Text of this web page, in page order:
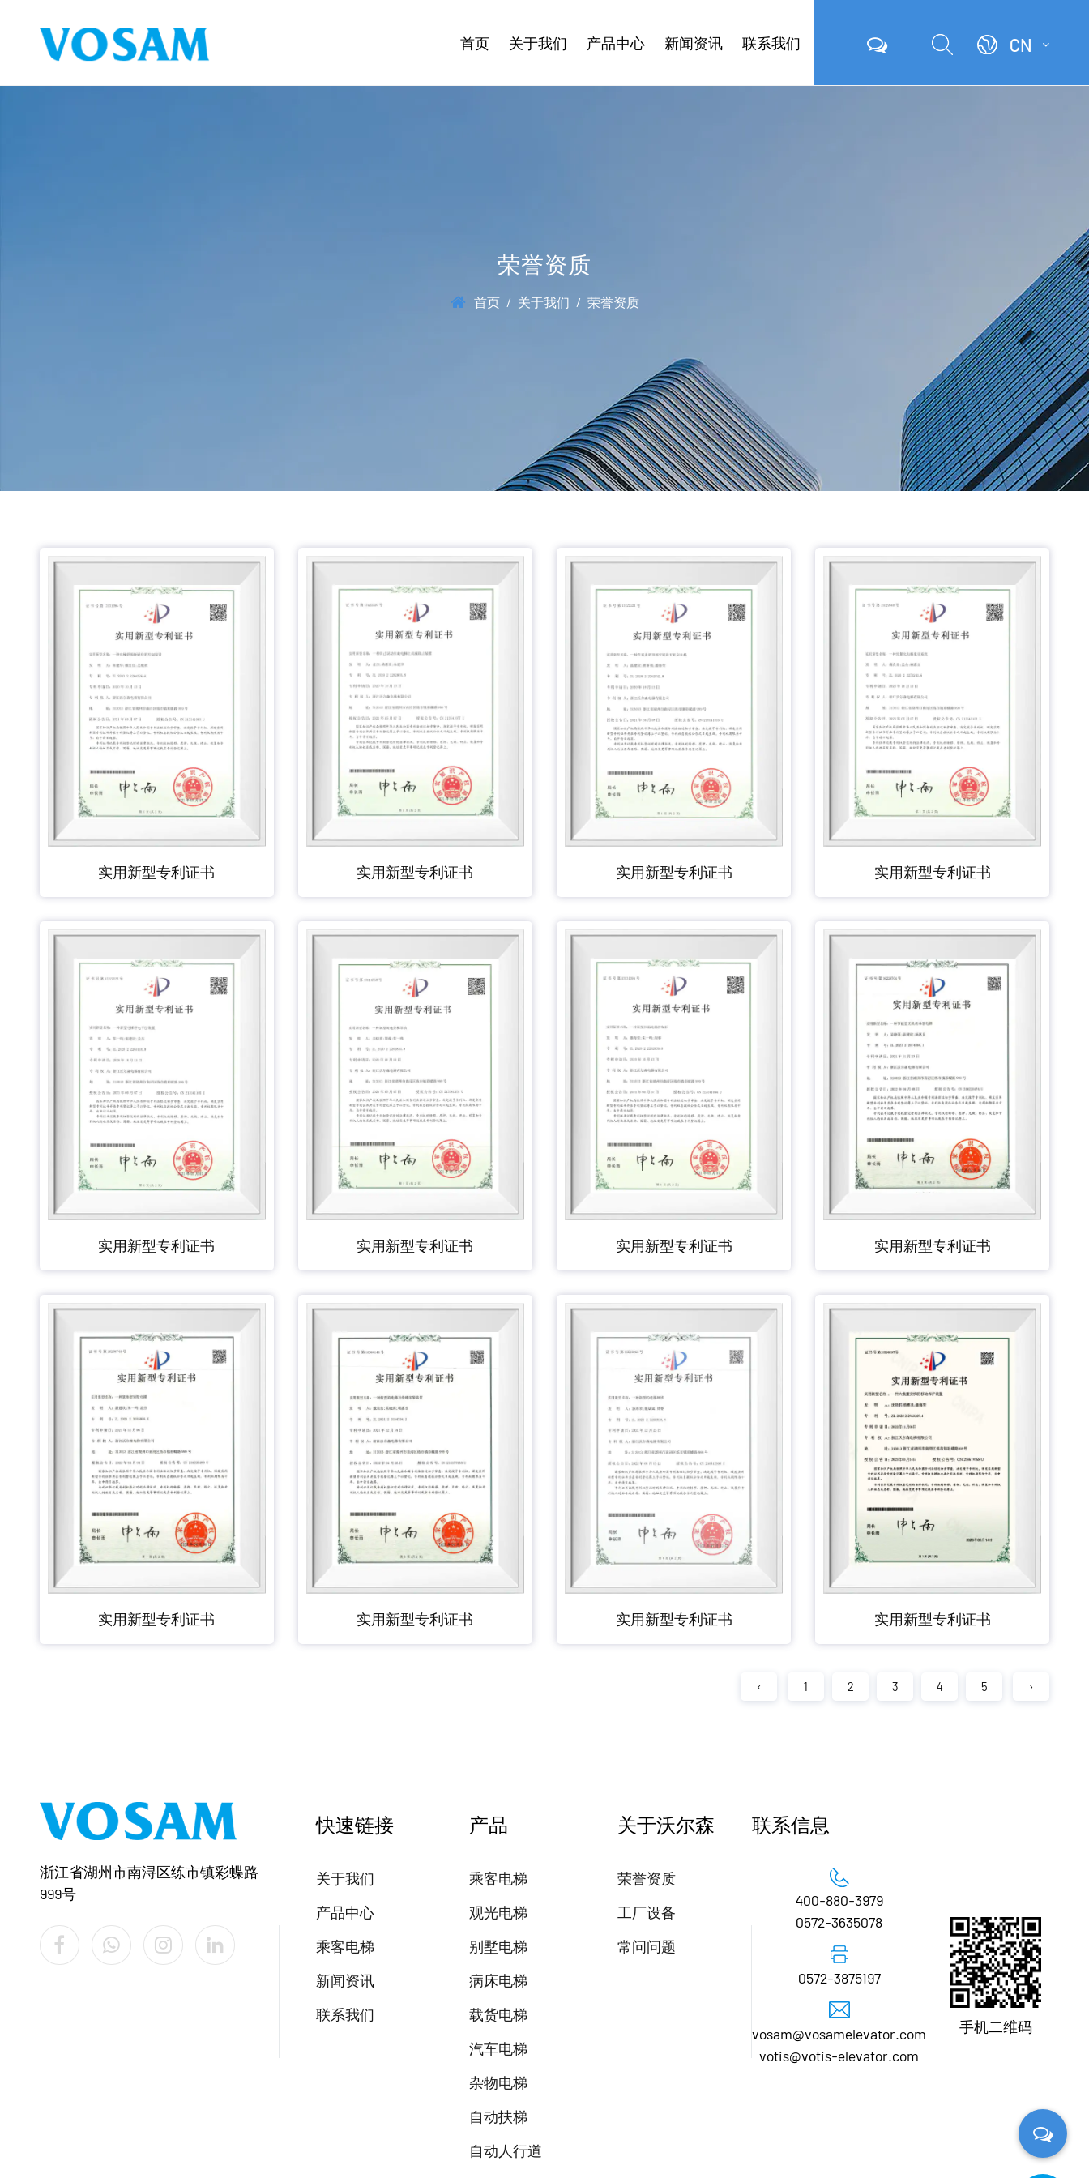
首页 关于我们 产品中心 新闻资讯 联系我们 CN
荣誉资质
首页 / 关于我们 / 荣誉资质
实用新型专利证书 实用新型专利证书 实用新型专利证书 实用新型专利证书
实用新型专利证书 实用新型专利证书 实用新型专利证书 实用新型专利证书
实用新型专利证书 实用新型专利证书 实用新型专利证书 实用新型专利证书
‹ 1 2 3 4 5 ›
浙江省湖州市南浔区练市镇彩蝶路
999号
快速链接
关于我们
产品中心
乘客电梯
新闻资讯
联系我们
产品
乘客电梯
观光电梯
别墅电梯
病床电梯
载货电梯
汽车电梯
杂物电梯
自动扶梯
自动人行道
关于沃尔森
荣誉资质
工厂设备
常问问题
联系信息
400-880-3979
0572-3635078
0572-3875197
vosam@vosamelevator.com
votis@votis-elevator.com
手机二维码